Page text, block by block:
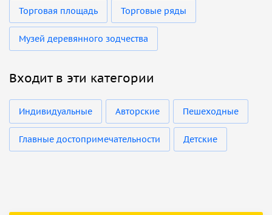
Торговая площадь Торговые ряды
Музей деревянного зодчества
Входит в эти категории
Индивидуальные Авторские Пешеходные
Главные достопримечательности Детские